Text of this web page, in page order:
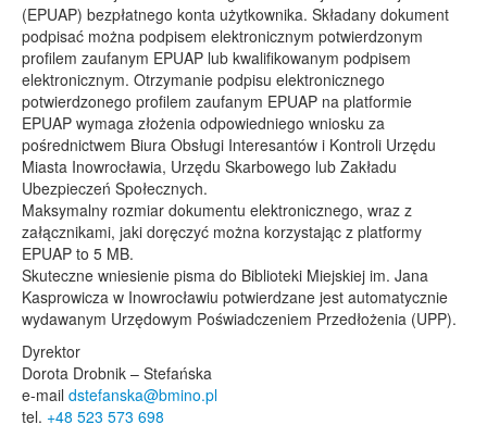
(EPUAP) bezpłatnego konta użytkownika. Składany dokument
podpisać można podpisem elektronicznym potwierdzonym
profilem zaufanym EPUAP lub kwalifikowanym podpisem
elektronicznym. Otrzymanie podpisu elektronicznego
potwierdzonego profilem zaufanym EPUAP na platformie
EPUAP wymaga złożenia odpowiedniego wniosku za
pośrednictwem Biura Obsługi Interesantów i Kontroli Urzędu
Miasta Inowrocławia, Urzędu Skarbowego lub Zakładu
Ubezpieczeń Społecznych.
Maksymalny rozmiar dokumentu elektronicznego, wraz z
załącznikami, jaki doręczyć można korzystając z platformy
EPUAP to 5 MB.
Skuteczne wniesienie pisma do Biblioteki Miejskiej im. Jana
Kasprowicza w Inowrocławiu potwierdzane jest automatycznie
wydawanym Urzędowym Poświadczeniem Przedłożenia (UPP).
Dyrektor
Dorota Drobnik – Stefańska
e-mail dstefanska@bmino.pl
tel. +48 523 573 698